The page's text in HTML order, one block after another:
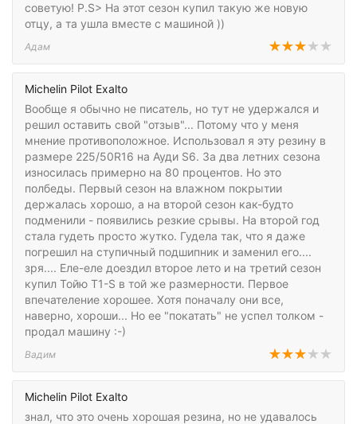
советую! P.S> На этот сезон купил такую же новую
отцу, а та ушла вместе с машиной ))
Адам
Michelin Pilot Exalto
Вообще я обычно не писатель, но тут не удержался и
решил оставить свой "отзыв"... Потому что у меня
мнение противоположное. Использовал я эту резину в
размере 225/50R16 на Ауди S6. За два летних сезона
износилась примерно на 80 процентов. Но это
полбеды. Первый сезон на влажном покрытии
держалась хорошо, а на второй сезон как-будто
подменили - появились резкие срывы. На второй год
стала гудеть просто жутко. Гудела так, что я даже
погрешил на ступичный подшипник и заменил его....
зря.... Еле-еле доездил второе лето и на третий сезон
купил Тойю T1-S в той же размерности. Первое
впечателение хорошее. Хотя поначалу они все,
наверно, хороши... Но ее "покатать" не успел толком -
продал машину :-)
Вадим
Michelin Pilot Exalto
знал, что это очень хорошая резина, но не удавалось